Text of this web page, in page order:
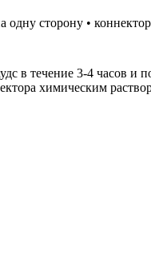
одну сторону •
в течение 3-4 часов и
химическим